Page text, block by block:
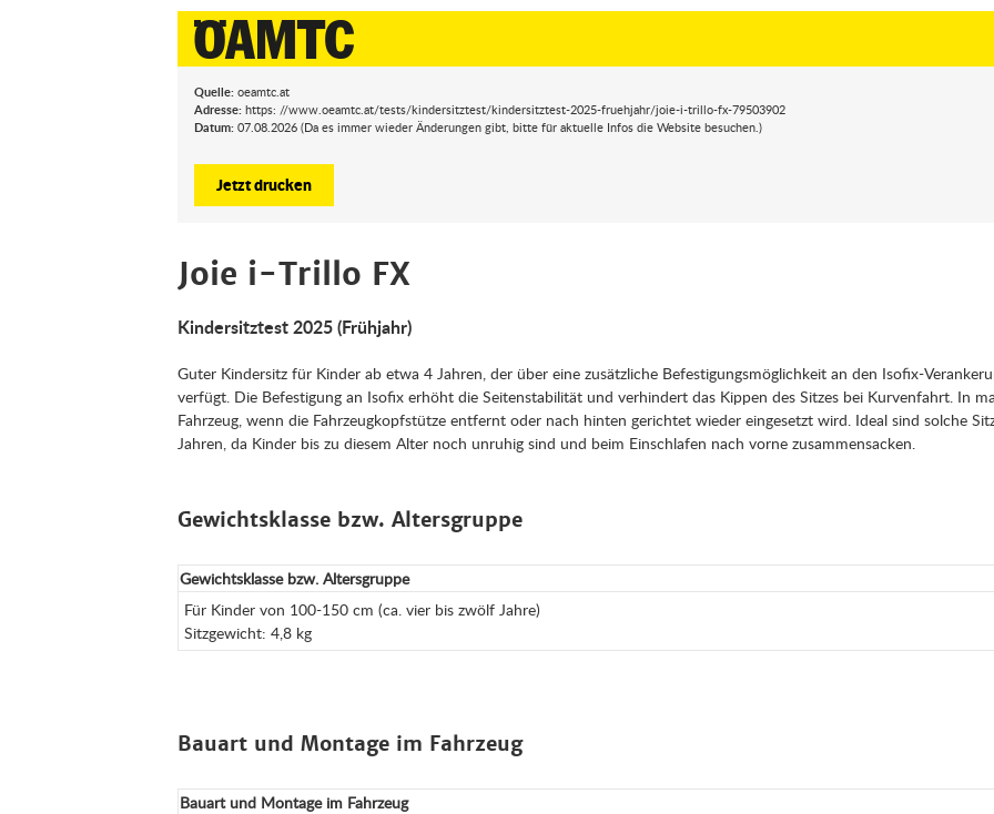
Quelle: oeamtc.at
Adresse: https: //www.oeamtc.at/tests/kindersitztest/kindersitztest-2025-fruehjahr/joie-i-trillo-fx-79503902
Datum: 07.08.2026 (Da es immer wieder Änderungen gibt, bitte für aktuelle Infos die Website besuchen.)
Jetzt drucken
Joie i-Trillo FX
Kindersitztest 2025 (Frühjahr)
Guter Kindersitz für Kinder ab etwa 4 Jahren, der über eine zusätzliche Befestigungsmöglichkeit an den Isofix-
verfügt. Die Befestigung an Isofix erhöht die Seitenstabilität und verhindert das Kippen des Sitzes bei Kurvenfahrt. In
Fahrzeug, wenn die Fahrzeugkopfstütze entfernt oder nach hinten gerichtet wieder eingesetzt wird. Ideal sind solche
Jahren, da Kinder bis zu diesem Alter noch unruhig sind und beim Einschlafen nach vorne zusammensacken.
Gewichtsklasse bzw. Altersgruppe
Gewichtsklasse bzw. Altersgruppe
Für Kinder von 100-150 cm (ca. vier bis zwölf Jahre)
Sitzgewicht: 4,8 kg
Bauart und Montage im Fahrzeug
Bauart und Montage im Fahrzeug